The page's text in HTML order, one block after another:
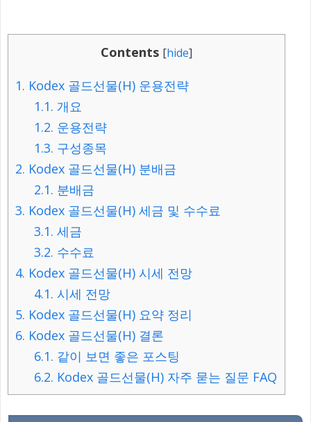
Contents [hide]
1. Kodex 골드선물(H) 운용전략
1.1. 개요
1.2. 운용전략
1.3. 구성종목
2. Kodex 골드선물(H) 분배금
2.1. 분배금
3. Kodex 골드선물(H) 세금 및 수수료
3.1. 세금
3.2. 수수료
4. Kodex 골드선물(H) 시세 전망
4.1. 시세 전망
5. Kodex 골드선물(H) 요약 정리
6. Kodex 골드선물(H) 결론
6.1. 같이 보면 좋은 포스팅
6.2. Kodex 골드선물(H) 자주 묻는 질문 FAQ